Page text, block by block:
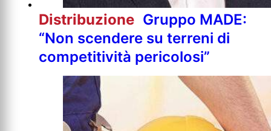
Distribuzione Gruppo MADE:
“Non scendere su terreni di
competitività pericolosi”